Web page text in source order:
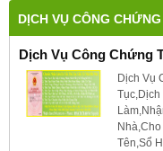
DỊCH VỤ CÔNG
Dịch Vụ Công Chứng
Dịch Vụ
Tên,Sổ